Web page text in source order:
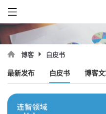
博客 白皮书
最新发布 白皮书 博客